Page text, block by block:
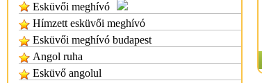
Esküvői meghívó
Hímzett esküvői meghívó
Esküvői meghívó budapest
Angol ruha
Esküvő angolul